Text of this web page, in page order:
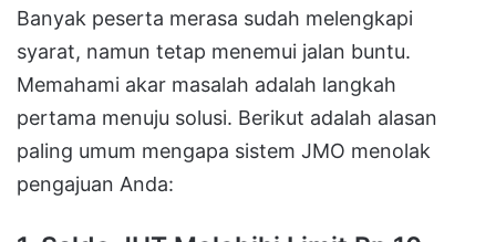
Banyak peserta merasa sudah melengkapi
syarat, namun tetap menemui jalan buntu.
Memahami akar masalah adalah langkah
pertama menuju solusi. Berikut adalah alasan
paling umum mengapa sistem JMO menolak
pengajuan Anda: